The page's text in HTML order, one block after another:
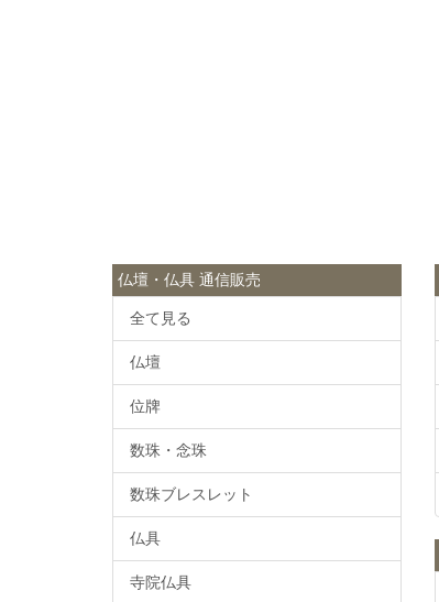
仏壇・仏具 通信販売
全て見る
仏壇
位牌
数珠・念珠
数珠ブレスレット
仏具
寺院仏具